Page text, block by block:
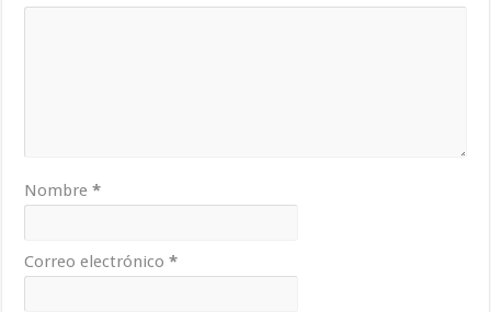
Nombre*
Correo electrónico*